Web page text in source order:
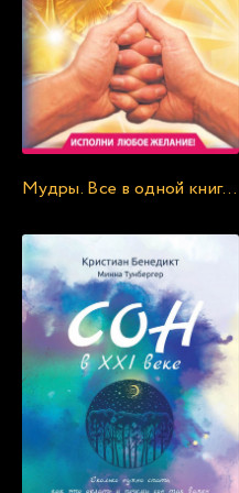
21
23
24
25
26
28
29
30
31
32
Мудры. Все в одной книге. Исполни любое желание - Петр Левин